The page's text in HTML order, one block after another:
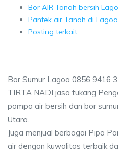
Bor AIR Tanah bersih
Pantek air Tanah di Lagoa
Posting terkait:
Bor Sumur Lagoa 0856 9416
TIRTA NADI jasa tukang
pompa air bersih dan bor
Utara.
Juga menjual berbagai Pipa
air dengan kuwalitas terbaik